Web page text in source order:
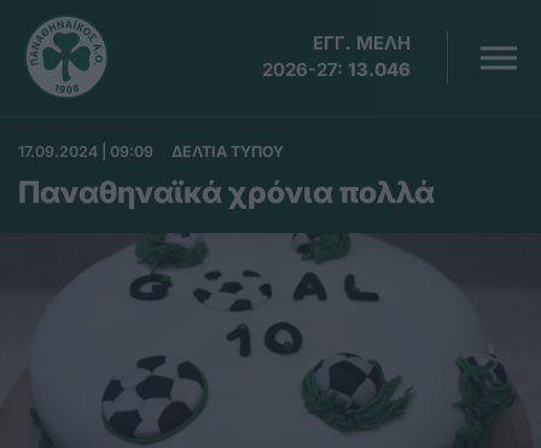
ΕΓΓ. ΜΕΛΗ
2026-27: 13.046
17.09.2024 | 09:09 ΔΕΛΤΙΑ ΤΥΠΟΥ
Παναθηναϊκά χρόνια πολλά